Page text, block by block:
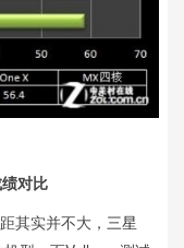
对比
其实并不大， 三星